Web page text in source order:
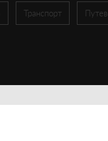
Транспорт